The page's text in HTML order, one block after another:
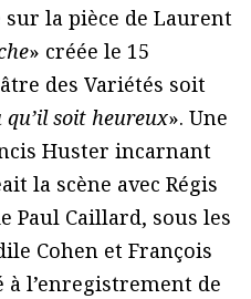
la pièce de Laurent
» créée le 15
des Variétés soit
qu’il soit heureux». Une
Huster incarnant
la scène avec Régis
Paul Caillard, sous les
Cohen et François
l’enregistrement de